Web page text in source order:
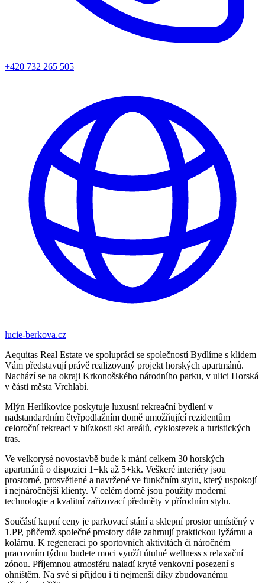
+420 732 265 505
lucie-berkova.cz
Aequitas Real Estate ve spolupráci se společností Bydlíme s klidem
Vám představují právě realizovaný projekt horských apartmánů.
Nachází se na okraji Krkonošského národního parku, v ulici Horská
v části města Vrchlabí.
Mlýn Herlíkovice poskytuje luxusní rekreační bydlení v
nadstandardním čtyřpodlažním domě umožňující rezidentům
celoroční rekreaci v blízkosti ski areálů, cyklostezek a turistických
tras.
Ve velkorysé novostavbě bude k mání celkem 30 horských
apartmánů o dispozici 1+kk až 5+kk. Veškeré interiéry jsou
prostorné, prosvětlené a navržené ve funkčním stylu, který uspokojí
i nejnáročnější klienty. V celém domě jsou použity moderní
technologie a kvalitní zařizovací předměty v přírodním stylu.
Součástí kupní ceny je parkovací stání a sklepní prostor umístěný v
1.PP, přičemž společné prostory dále zahrnují praktickou lyžárnu a
kolárnu. K regeneraci po sportovních aktivitách či náročném
pracovním týdnu budete moci využít útulné wellness s relaxační
zónou. Příjemnou atmosféru naladí kryté venkovní posezení s
ohništěm. Na své si přijdou i ti nejmenší díky zbudovanému